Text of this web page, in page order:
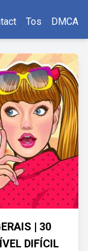
Tos DMCA
| 30
DIFÍCIL